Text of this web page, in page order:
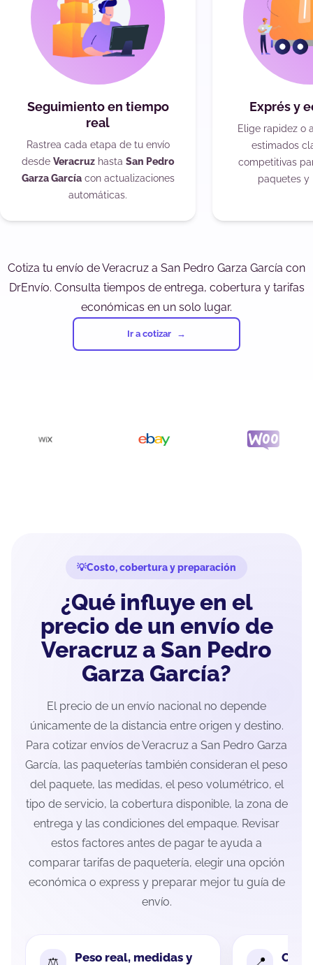
Seguimiento en tiempo
real
Rastrea cada etapa de tu envío
desde Veracruzhasta San Pedro
Garza Garcíacon actualizaciones
automáticas.
Exprés y
Elige rapidez o
estimados
competitivas
paquetes y
Cotiza tu envío de Veracruz a San Pedro Garza García con
DrEnvío. Consulta tiempos de entrega, cobertura y tarifas
económicas en un solo lugar.
Ir a cotizar
Costo, cobertura y preparación
¿Qué influye en el
precio de un envío de
Veracruz a San Pedro
Garza García?
El precio de un envío nacional no depende
únicamente de la distancia entre origen y destino.
Para cotizar envíos de Veracruz a San Pedro Garza
García, las paqueterías también consideran el peso
del paquete, las medidas, el peso volumétrico, el
tipo de servicio, la cobertura disponible, la zona de
entrega y las condiciones del empaque. Revisar
estos factores antes de pagar te ayuda a
comparar tarifas de paquetería, elegir una opción
económica o express y preparar mejor tu guía de
envío.
Peso real, medidas y